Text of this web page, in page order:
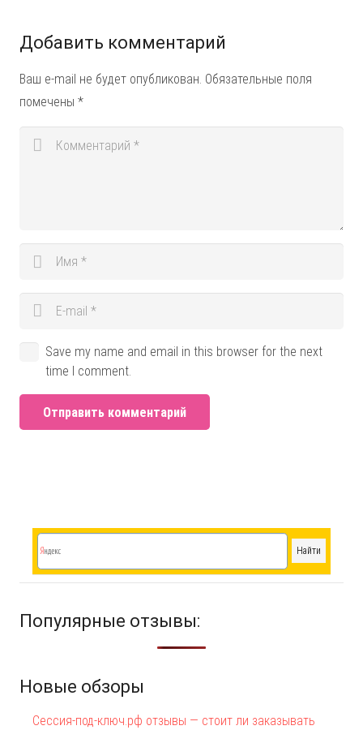
Добавить комментарий
Ваш e-mail не будет опубликован. Обязательные поля
помечены *
Save my name and email in this browser for the next
time I comment.
Отправить комментарий
Популярные отзывы:
Новые обзоры
Сессия-под-ключ.рф отзывы — стоит ли заказывать